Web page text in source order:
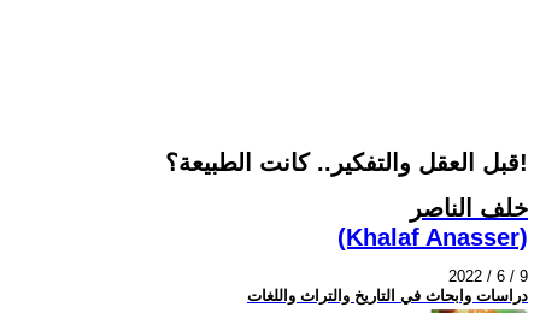
قبل العقل والتفكير.. كانت الطبيعة؟!
خلف الناصر
(Khalaf Anasser)
2022 / 6 / 9
دراسات وابحاث في التاريخ والتراث واللغات